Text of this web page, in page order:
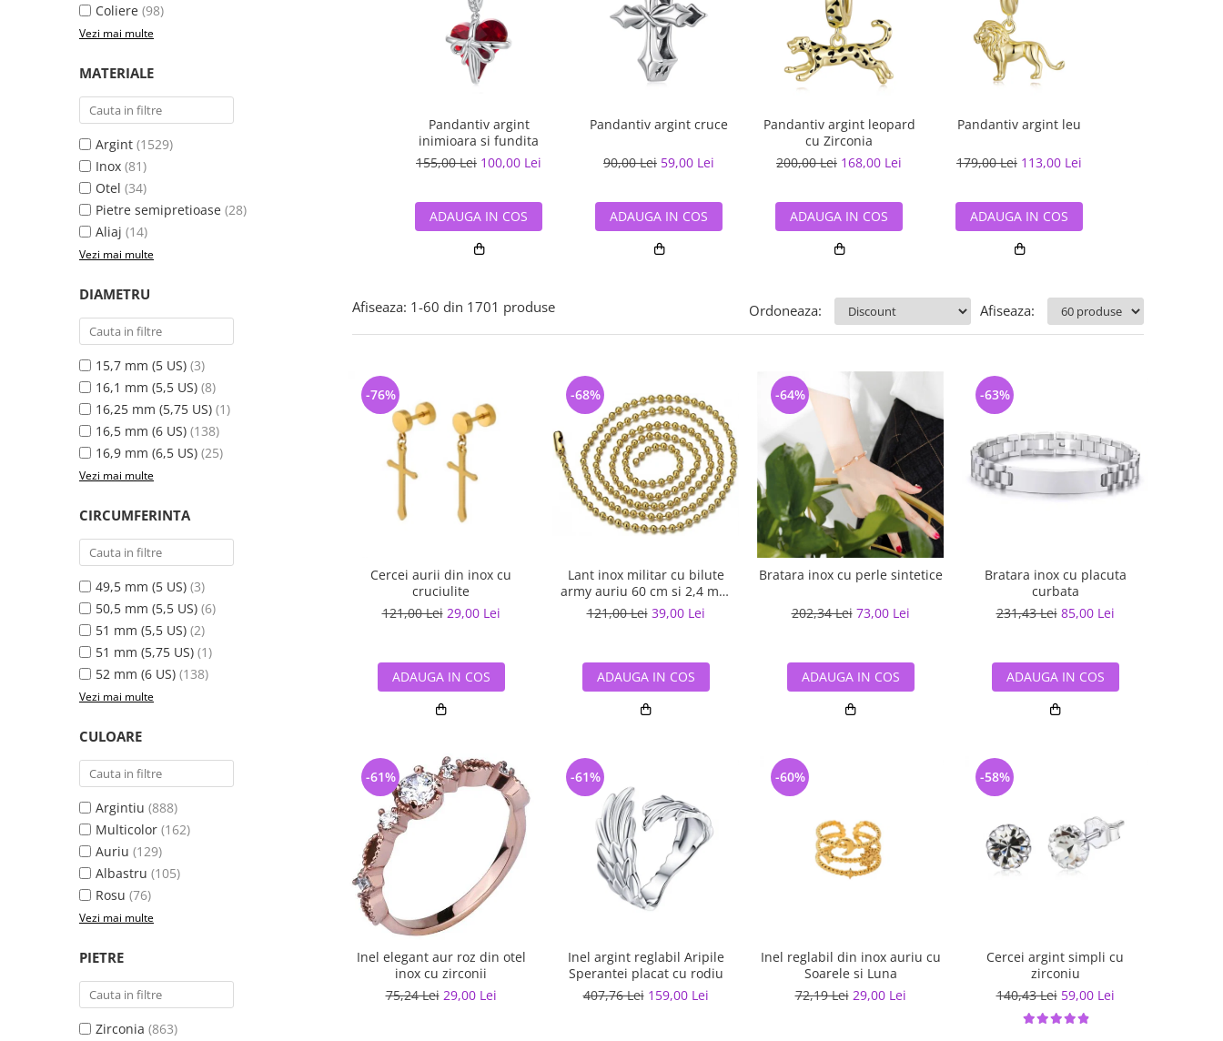
semipretioase
Bijuterii argint cu diverse
Bijuterii argint cu murano
Bijuterii de Lux
Bijuterii Handmade
Bijuterii fantezie
Casete si cutii de bijuterii
Bijuterii tungsten
Accesorii Piele
Solutii si lavete de curatare
Coliere (98)
Vezi mai multe
MATERIALE
Argint (1529)
Inox (81)
Otel (34)
Pietre semipretioase (28)
Aliaj (14)
Vezi mai multe
DIAMETRU
15,7 mm (5 US) (3)
16,1 mm (5,5 US) (8)
16,25 mm (5,75 US) (1)
16,5 mm (6 US) (138)
16,9 mm (6,5 US) (25)
Vezi mai multe
CIRCUMFERINTA
49,5 mm (5 US) (3)
50,5 mm (5,5 US) (6)
51 mm (5,5 US) (2)
51 mm (5,75 US) (1)
52 mm (6 US) (138)
Vezi mai multe
CULOARE
Argintiu (888)
Multicolor (162)
Auriu (129)
Albastru (105)
Rosu (76)
Vezi mai multe
PIETRE
Zirconia (863)
Pandantiv argint
inimioara si fundita
155,00 Lei 100,00 Lei
ADAUGA IN COS
Pandantiv argint cruce
90,00 Lei 59,00 Lei
ADAUGA IN COS
Pandantiv argint leopard
cu Zirconia
200,00 Lei 168,00 Lei
ADAUGA IN COS
Pandantiv argint leu
179,00 Lei 113,00 Lei
ADAUGA IN COS
Afiseaza: 1-60 din 1701 produse Afiseaza:
Ordoneaza:
Cercei aurii din inox cu
cruciulite
121,00 Lei 29,00 Lei
-76%
ADAUGA IN COS
Lant inox militar cu bilute
army auriu 60 cm si 2,4 mm
grosime
121,00 Lei 39,00 Lei
-68%
ADAUGA IN COS
Bratara inox cu perle sintetice
202,34 Lei 73,00 Lei
-64%
ADAUGA IN COS
Bratara inox cu placuta
curbata
231,43 Lei 85,00 Lei
-63%
ADAUGA IN COS
Inel elegant aur roz din otel
inox cu zirconii
75,24 Lei 29,00 Lei
-61%
Inel argint reglabil Aripile
Sperantei placat cu rodiu
407,76 Lei 159,00 Lei
-61%
Inel reglabil din inox auriu cu
Soarele si Luna
72,19 Lei 29,00 Lei
-60%
Cercei argint simpli cu
zirconiu
140,43 Lei 59,00 Lei
-58%